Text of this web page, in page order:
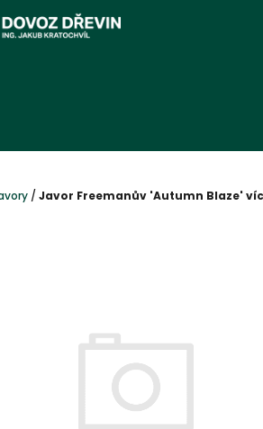
/ Javor Freemanův 'Autumn Blaze'